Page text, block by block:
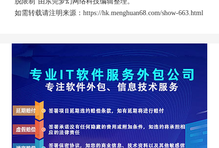
如需转载请注明来源： https://hk.menghuan68.com/show-663.html